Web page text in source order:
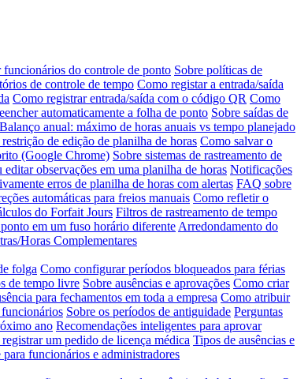
do controle de ponto Sobre políticas de
de controle de tempo Como registar a entrada/saída
Como registrar entrada/saída com o código QR Como
automaticamente a folha de ponto Sobre saídas de
Balanço anual: máximo de horas anuais vs tempo planejado
de edição de planilha de horas Como salvar o
(Google Chrome) Sobre sistemas de rastreamento de
observações em uma planilha de horas Notificações
erros de planilha de horas com alertas FAQ sobre
automáticas para freios manuais Como refletir o
do Forfait Jours Filtros de rastreamento de tempo
em um fuso horário diferente Arredondamento do
Horas Complementares
folga Como configurar períodos bloqueados para férias
de tempo livre Sobre ausências e aprovações Como criar
para fechamentos em toda a empresa Como atribuir
Sobre os períodos de antiguidade Perguntas
ano Recomendações inteligentes para aprovar
um pedido de licença médica Tipos de ausências e
funcionários e administradores